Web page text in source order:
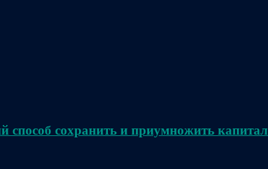
сохранить и приумножить капитал